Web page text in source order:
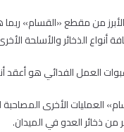
الأبرز من مقطع «القسام»
أنواع الذخائر والأسلحة
العمل الفدائي هو
العمليات الأخرى
من ذخائر العدو في الميدان.